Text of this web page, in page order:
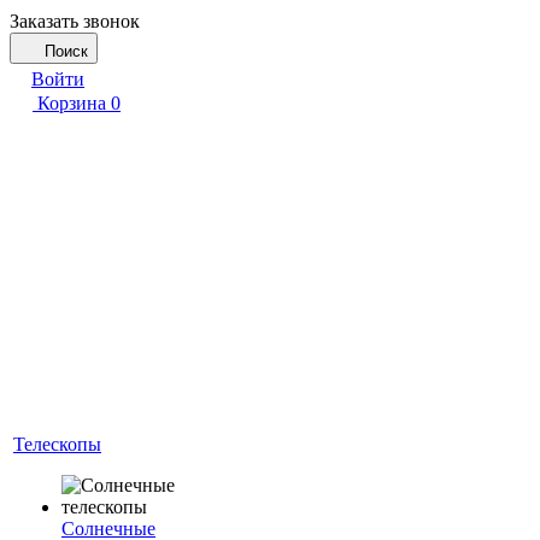
Заказать звонок
Поиск
Войти
Корзина 0
Телескопы
Солнечные